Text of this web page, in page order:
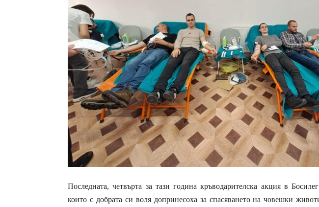
Последната, четвърта за тази година кръводарителска акция в
които с добрата си воля допринесоха за спасяването на човешки